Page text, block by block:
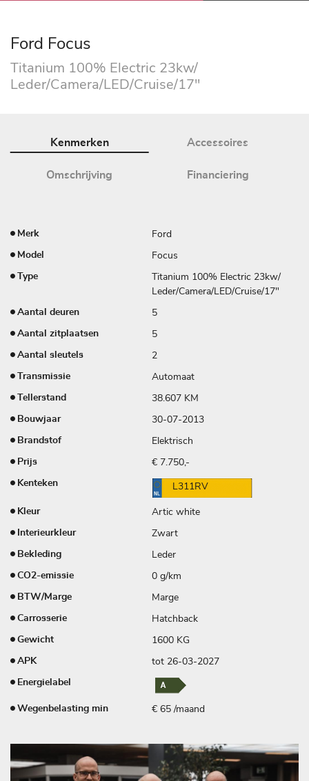
Ford Focus
Titanium 100% Electric 23kw/
Leder/Camera/LED/Cruise/17"
Kenmerken Accessoires
Omschrijving Financiering
Merk Ford
Model Focus
Type
Titanium 100% Electric 23kw/
Leder/Camera/LED/Cruise/17"
Aantal deuren 5
Aantal zitplaatsen 5
Aantal sleutels 2
Transmissie Automaat
Tellerstand 38.607 KM
Bouwjaar 30-07-2013
Brandstof Elektrisch
Prijs € 7.750,-
Kenteken L311RV
Kleur Artic white
Interieurkleur Zwart
Bekleding Leder
CO2-emissie 0 g/km
BTW/Marge Marge
Carrosserie Hatchback
Gewicht 1600 KG
APK tot 26-03-2027
Energielabel
Wegenbelasting min € 65 /maand